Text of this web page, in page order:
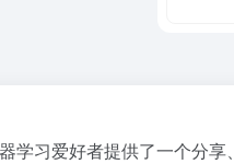
习爱好者提供了一个分